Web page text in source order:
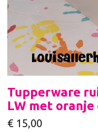
Tupperware
LW met oranje
€ 15,00